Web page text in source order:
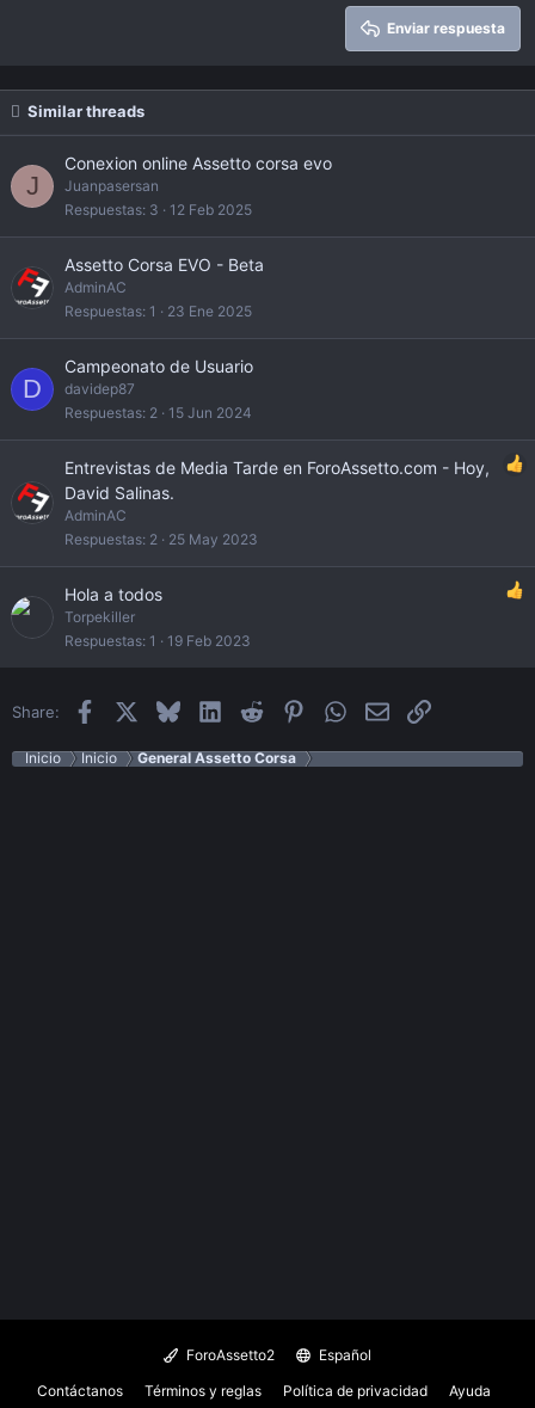
Enviar respuesta
Similar threads
J
Conexion online Assetto corsa evo
Juanpasersan
Respuestas 3 12 Feb 2025
Assetto Corsa EVO - Beta
AdminAC
Respuestas 1 23 Ene 2025
D
Campeonato de Usuario
davidep87
Respuestas 2 15 Jun 2024
Entrevistas de Media Tarde en ForoAssetto.com - Hoy,
David Salinas.
AdminAC
Respuestas 2 25 May 2023
Hola a todos
Torpekiller
Respuestas 1 19 Feb 2023
Share: Facebook BlueskyLinkedInReddit PinterestWhatsApp
EmailEnlace
Inicio Inicio General Assetto Corsa
ForoAssetto2
Español
Contáctanos
Términos y reglas Política de privacidad Ayuda